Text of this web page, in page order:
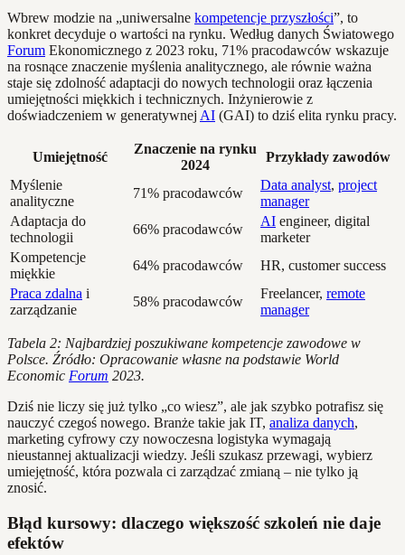
Wbrew modzie na „uniwersalne kompetencje przyszłości”, to
konkret decyduje o wartości na rynku. Według danych Światowego
Forum Ekonomicznego z 2023 roku, 71% pracodawców wskazuje
na rosnące znaczenie myślenia analitycznego, ale równie ważna
staje się zdolność adaptacji do nowych technologii oraz łączenia
umiejętności miękkich i technicznych. Inżynierowie z
doświadczeniem w generatywnej AI (GAI) to dziś elita rynku pracy.
Umiejętność
Znaczenie na rynku
2024
Przykłady zawodów
Myślenie
analityczne
71% pracodawców
Data analyst, project
manager
Adaptacja do
technologii
66% pracodawców
AI engineer, digital
marketer
Kompetencje
miękkie
64% pracodawców
HR, customer success
Praca zdalna i
zarządzanie
58% pracodawców
Freelancer, remote
manager
Tabela 2: Najbardziej poszukiwane kompetencje zawodowe w
Polsce. Źródło: Opracowanie własne na podstawie World
Economic Forum 2023.
Dziś nie liczy się już tylko „co wiesz”, ale jak szybko potrafisz się
nauczyć czegoś nowego. Branże takie jak IT, analiza danych,
marketing cyfrowy czy nowoczesna logistyka wymagają
nieustannej aktualizacji wiedzy. Jeśli szukasz przewagi, wybierz
umiejętność, która pozwala ci zarządzać zmianą – nie tylko ją
znosić.
Błąd kursowy: dlaczego większość szkoleń nie daje
efektów